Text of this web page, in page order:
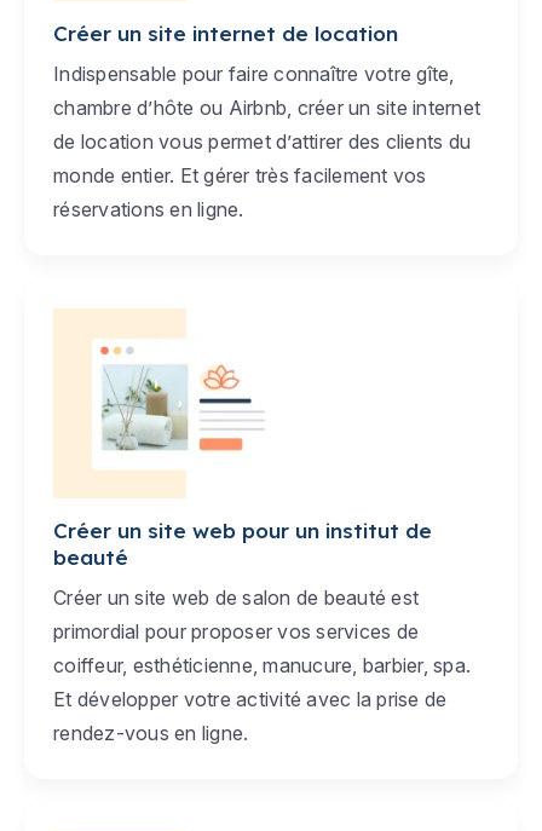
Créer un site internet de location
Indispensable pour faire connaître votre gîte,
chambre d’hôte ou Airbnb, créer un site internet
de location vous permet d’attirer des clients du
monde entier. Et gérer très facilement vos
réservations en ligne.
Créer un site web pour un institut de
beauté
Créer un site web de salon de beauté est
primordial pour proposer vos services de
coiffeur, esthéticienne, manucure, barbier, spa.
Et développer votre activité avec la prise de
rendez-vous en ligne.